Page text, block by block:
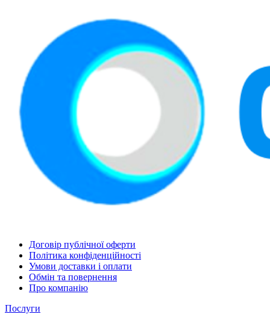
Договір публічної оферти
Політика конфіденційності
Умови доставки і оплати
Обмін та повернення
Про компанію
Послуги